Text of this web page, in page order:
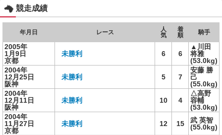
競走成績
年月日 レース
人
気
着
順
騎手
2005年
1月9日
京都
未勝利 6 6
▲川田
将雅
(53.0kg)
2004年
12月25日
阪神
未勝利 5 7
安藤 勝
己
(55.0kg)
2004年
12月11日
阪神
未勝利 10 4
△高野
容輔
(53.0kg)
2004年
11月27日
京都
未勝利 12 15
武 英智
(55.0kg)